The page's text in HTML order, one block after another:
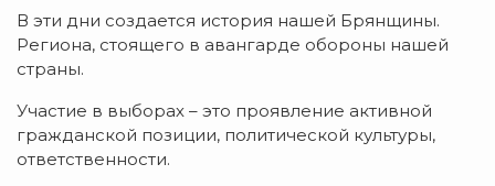
В эти дни создается история нашей Брянщины.
Региона, стоящего в авангарде обороны нашей
страны.
Участие в выборах – это проявление активной
гражданской позиции, политической культуры,
ответственности.